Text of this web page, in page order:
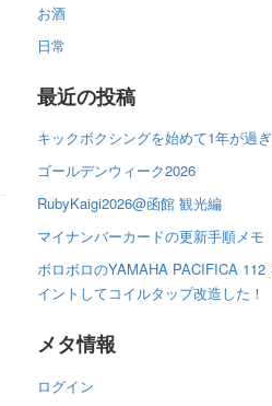
お酒
日常
最近の投稿
キックボクシングを始めて1年が過
ゴールデンウィーク2026
RubyKaigi2026@函館 観光編
マイナンバーカードの更新手順メモ
ボロボロのYAMAHA PACIFICA 112
イントしてコイルタップ改造した！
メタ情報
ログイン